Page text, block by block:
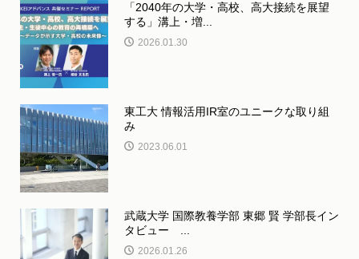
「2040年の大学・高校、高大接続を展望
する」溝上・増...
2026.01.30
東工大 情報活用IR室のユニークな取り組
み
2023.06.01
武蔵大学 国際教養学部 東郷 賢 学部長イン
タビュー ...
2026.01.26